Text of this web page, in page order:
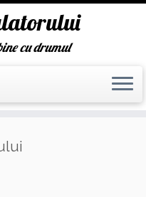
cu drumul